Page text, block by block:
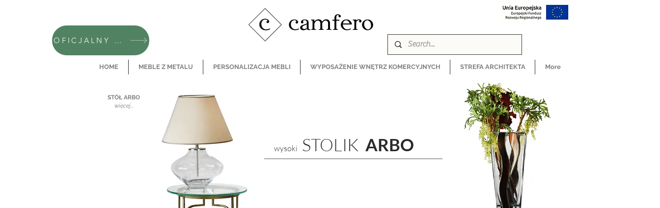
OFICJALNY SKLEP CAMFERO
HOME MEBLE Z METALU PERSONALIZACJA MEBLI WYPOSAŻENIE WNĘTRZ KOMERCYJNYCH STREFA ARCHITEKTA More
wysoki STOLIK ARBO
STÓŁ ARBO
więcej...